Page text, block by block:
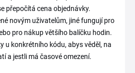
přepočítá cena objednávky.
novým uživatelům, jiné fungují pro
pro nákup většího balíčku hodin.
u konkrétního kódu, abys věděl, na
a jestli má časové omezení.